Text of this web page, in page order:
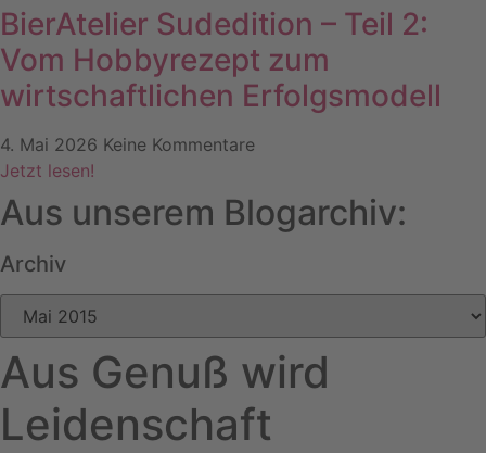
BierAtelier Sudedition – Teil 2:
Vom Hobbyrezept zum
wirtschaftlichen Erfolgsmodell
4. Mai 2026 Keine Kommentare
Jetzt lesen!
Aus unserem Blogarchiv:
Archiv
Archiv
Aus Genuß wird
Leidenschaft